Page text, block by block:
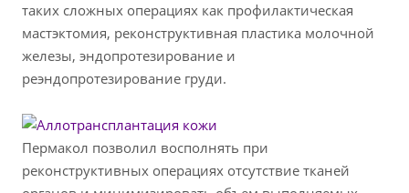
таких сложных операциях как профилактическая
мастэктомия, реконструктивная пластика молочной
железы, эндопротезирование и
реэндопротезирование груди.
Пермакол позволил восполнять при
реконструктивных операциях отсутствие тканей